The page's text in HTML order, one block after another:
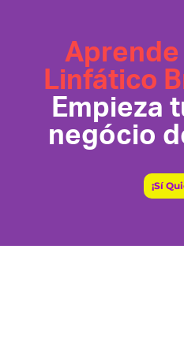
Aprende
Linfático
Empieza
negócio
¡Sí